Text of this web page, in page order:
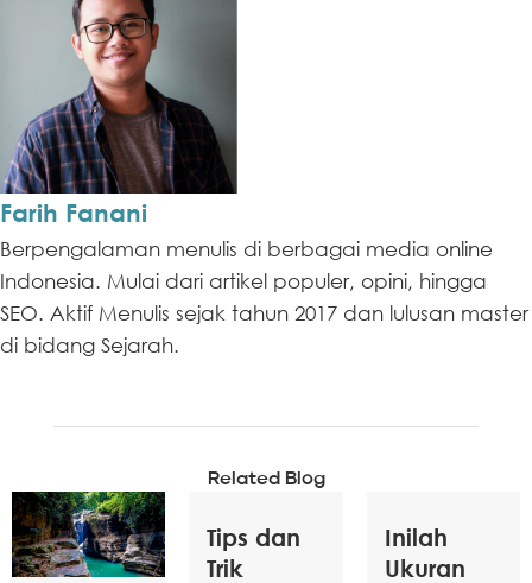
Farih Fanani
Berpengalaman menulis di berbagai media online
Indonesia. Mulai dari artikel populer, opini, hingga
SEO. Aktif Menulis sejak tahun 2017 dan lulusan master
di bidang Sejarah.
Related Blog
Tips dan
Trik
Inilah
Ukuran